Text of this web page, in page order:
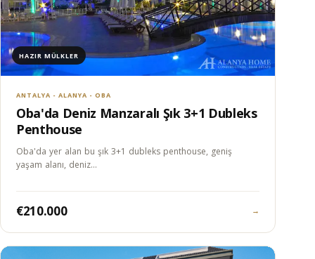
HAZIR MÜLKLER
ANTALYA - ALANYA - OBA
Oba'da Deniz Manzaralı Şık 3+1 Dubleks
Penthouse
Oba'da yer alan bu şık 3+1 dubleks penthouse, geniş
yaşam alanı, deniz…
€210.000 →